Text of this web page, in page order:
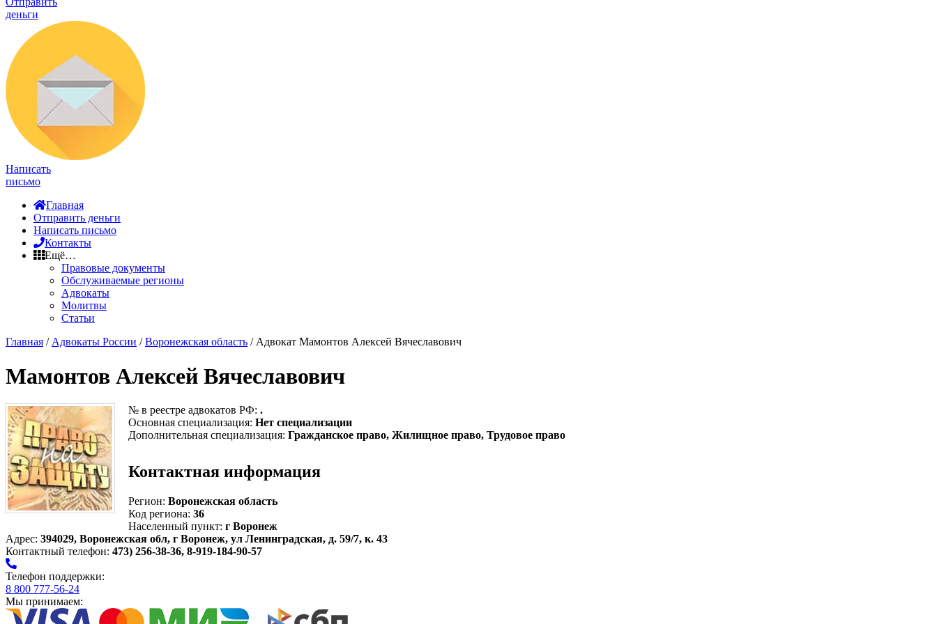
деньги
Написать
письмо
Главная
Отправить деньги
Написать письмо
Контакты
Ещё…
Правовые документы
Обслуживаемые регионы
Адвокаты
Молитвы
Статьи
Главная / Адвокаты России /Воронежская область / Адвокат Мамонтов Алексей Вячеславович
Мамонтов Алексей Вячеславович
№ в реестре адвокатов РФ: .
Основная специализация: Нет специализации
Дополнительная специализация: Гражданское право, Жилищное право, Трудовое право
Контактная информация
Регион: Воронежская область
Код региона: 36
Населенный пункт: г Воронеж
Адрес: 394029, Воронежская обл, г Воронеж, ул Ленинградская, д. 59/7, к. 43
Контактный телефон: 473) 256-38-36, 8-919-184-90-57
Телефон поддержки:
8 800 777-56-24
Мы принимаем: